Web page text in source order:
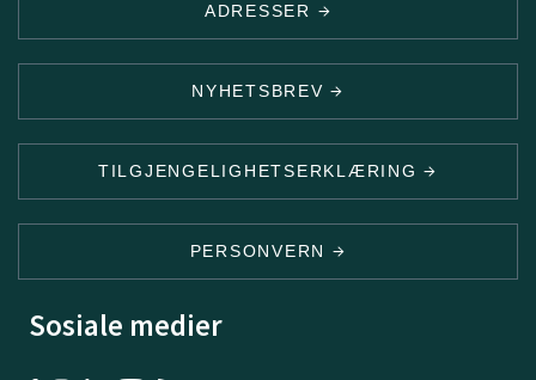
ADRESSER
NYHETSBREV
TILGJENGELIGHETSERKLÆRING
PERSONVERN
Sosiale medier